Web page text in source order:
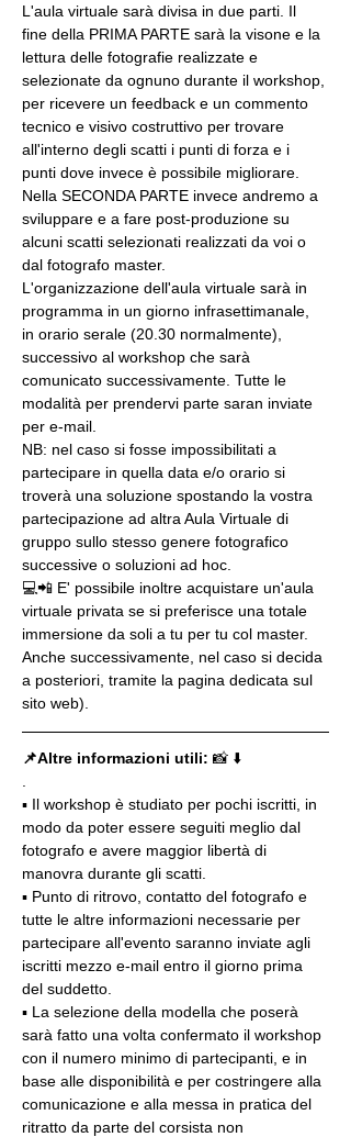
L'aula virtuale sarà divisa in due parti. Il
fine della PRIMA PARTE sarà la visone e la
lettura delle fotografie realizzate e
selezionate da ognuno durante il workshop,
per ricevere un feedback e un commento
tecnico e visivo costruttivo per trovare
all'interno degli scatti i punti di forza e i
punti dove invece è possibile migliorare.
Nella SECONDA PARTE invece andremo a
sviluppare e a fare post-produzione su
alcuni scatti selezionati realizzati da voi o
dal fotografo master.
L'organizzazione dell'aula virtuale sarà in
programma in un giorno infrasettimanale,
in orario serale (20.30 normalmente),
successivo al workshop che sarà
comunicato successivamente. Tutte le
modalità per prendervi parte saran inviate
per e-mail.
NB: nel caso si fosse impossibilitati a
partecipare in quella data e/o orario si
troverà una soluzione spostando la vostra
partecipazione ad altra Aula Virtuale di
gruppo sullo stesso genere fotografico
successive o soluzioni ad hoc.
💻📲 E' possibile inoltre acquistare un'aula
virtuale privata se si preferisce una totale
immersione da soli a tu per tu col master.
Anche successivamente, nel caso si decida
a posteriori, tramite la pagina dedicata sul
sito web).
📌Altre informazioni utili: 📸 ⬇️
▪️ Il workshop è studiato per pochi iscritti, in
modo da poter essere seguiti meglio dal
fotografo e avere maggior libertà di
manovra durante gli scatti.
▪️ Punto di ritrovo, contatto del fotografo e
tutte le altre informazioni necessarie per
partecipare all'evento saranno inviate agli
iscritti mezzo e-mail entro il giorno prima
del suddetto.
▪️ La selezione della modella che poserà
sarà fatto una volta confermato il workshop
con il numero minimo di partecipanti, e in
base alle disponibilità e per costringere alla
comunicazione e alla messa in pratica del
ritratto da parte del corsista non